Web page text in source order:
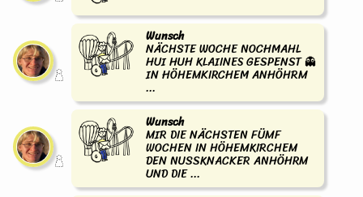
Wunsch
NÄCHSTE WOCHE NOCHMAHL
HUI HUH KLAIINES GESPENST 👻
IN HÖHEMKIRCHEM ANHÖHRM
...
Wunsch
MIR DIE NÄCHSTEN FÜMF
WOCHEN IN HÖHEMKIRCHEM
DEN NUSSKNACKER ANHÖHRM
UND DIE ...